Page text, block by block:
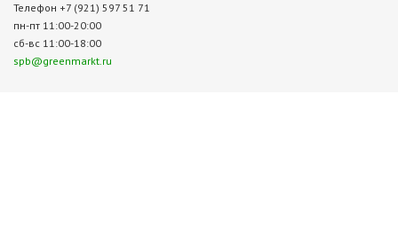
Телефон +7 (921) 597 51 71
пн-пт 11:00-20:00
сб-вс 11:00-18:00
spb@greenmarkt.ru